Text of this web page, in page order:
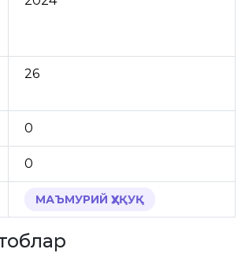
26
0
0
МАЪМУРИЙ ҲУҚУҚ